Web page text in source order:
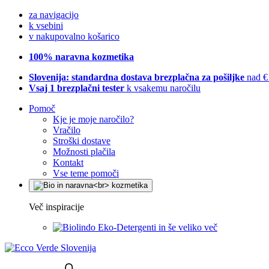
za navigacijo
k vsebini
v nakupovalno košarico
100% naravna kozmetika
Slovenija: standardna dostava brezplačna za pošiljke nad
Vsaj 1 brezplačni tester k vsakemu naročilu
Pomoč
Kje je moje naročilo?
Vračilo
Stroški dostave
Možnosti plačila
Kontakt
Vse teme pomoči
Več inspiracije
Eko-Detergenti in še veliko več